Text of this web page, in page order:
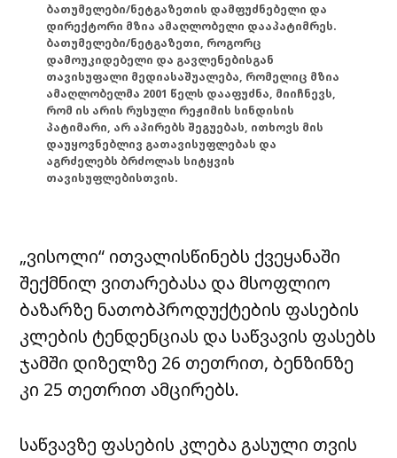
ბათუმელები/ნეტგაზეთის დამფუძნებელი და
დირექტორი მზია ამაღლობელი დააპატიმრეს.
ბათუმელები/ნეტგაზეთი, როგორც
დამოუკიდებელი და გავლენებისგან
თავისუფალი მედიასაშუალება, რომელიც მზია
ამაღლობელმა 2001 წელს დააფუძნა, მიიჩნევს,
რომ ის არის რუსული რეჟიმის სინდისის
პატიმარი, არ აპირებს შეგუებას, ითხოვს მის
დაუყოვნებლივ გათავისუფლებას და
აგრძელებს ბრძოლას სიტყვის
თავისუფლებისთვის.
„ვისოლი“ ითვალისწინებს ქვეყანაში
შექმნილ ვითარებასა და მსოფლიო
ბაზარზე ნათობპროდუქტების ფასების
კლების ტენდენციას და საწვავის ფასებს
ჯამში დიზელზე 26 თეთრით, ბენზინზე
კი 25 თეთრით ამცირებს.
საწვავზე ფასების კლება გასული თვის